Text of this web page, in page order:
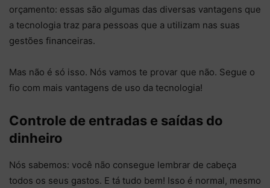
orçamento: essas são algumas das diversas vantagens que
a tecnologia traz para pessoas que a utilizam nas suas
gestões financeiras.
Mas não é só isso. Nós vamos te provar que não. Segue o
fio com mais vantagens de uso da tecnologia!
Controle de entradas e saídas do
dinheiro
Nós sabemos: você não consegue lembrar de cabeça
todos os seus gastos. E tá tudo bem! Isso é normal, mesmo